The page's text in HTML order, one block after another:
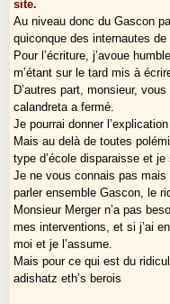
site.
Au niveau donc du Gascon
quiconque des internautes de
Pour l’écriture, j’avoue
m’étant sur le tard mis à
D’autres part, monsieur,
calandreta a fermé.
Je pourrai donner
Mais au delà de toutes
type d’école disparaisse et je
Je ne vous connais pas
parler ensemble Gascon, le
Monsieur Merger n’a pas
mes interventions, et si j’ai
moi et je l’assume.
Mais pour ce qui est du
adishatz eth’s berois